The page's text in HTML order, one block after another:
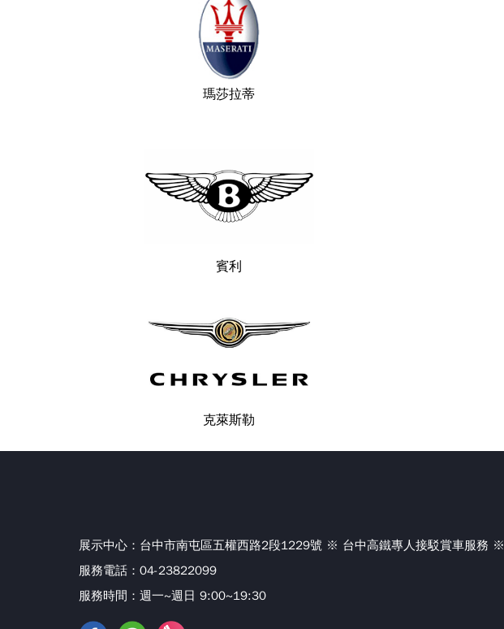
瑪莎拉蒂
賓利
克萊斯勒
展示中心： 台中市南屯區五權西路2段1229號 ※ 台中高鐵專人接駁賞車服務 ※
服務電話：04-23822099
服務時間：週一~週日 9:00~19:30